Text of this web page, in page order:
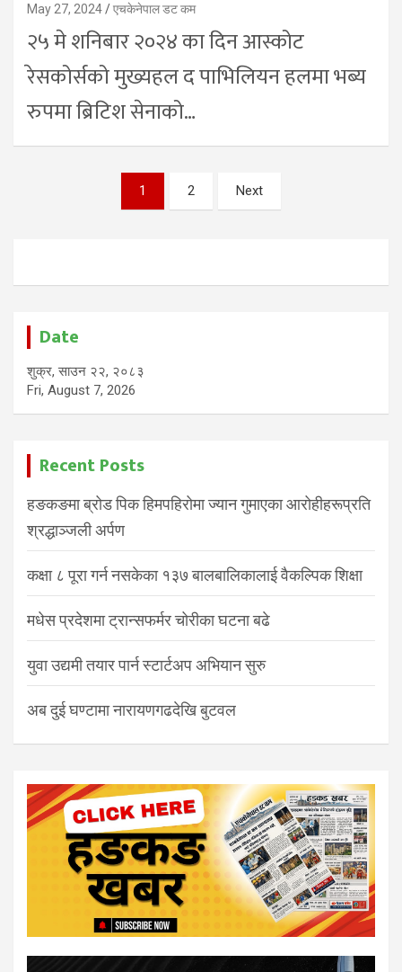
May 27, 2024 एचकेनेपाल डट कम
२५ मे शनिबार २०२४ का दिन आस्कोट
रेसकोर्सको मुख्यहल द पाभिलियन हलमा भब्य
रुपमा ब्रिटिश सेनाको…
pagination
1 2 Next
Date
शुक्र, साउन २२, २०८३
Fri, August 7, 2026
Recent Posts
हङकङमा ब्रोड पिक हिमपहिरोमा ज्यान गुमाएका आरोहीहरूप्रति
श्रद्धाञ्जली अर्पण
कक्षा ८ पूरा गर्न नसकेका १३७ बालबालिकालाई वैकल्पिक शिक्षा
मधेस प्रदेशमा ट्रान्सफर्मर चोरीका घटना बढे
युवा उद्यमी तयार पार्न स्टार्टअप अभियान सुरु
अब दुई घण्टामा नारायणगढदेखि बुटवल